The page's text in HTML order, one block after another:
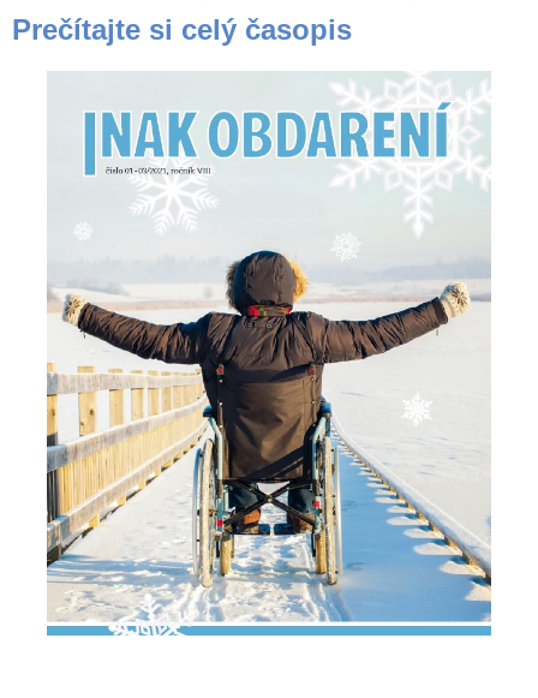
Prečítajte si celý časopis